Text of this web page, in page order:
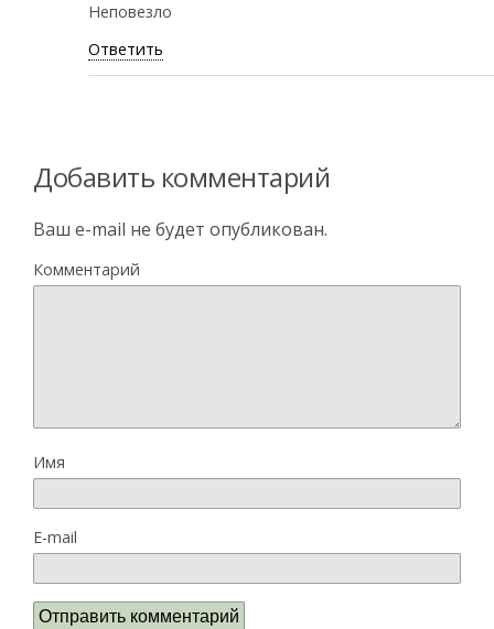
Неповезло
Ответить
Добавить комментарий
Ваш e-mail не будет опубликован.
Комментарий
Имя
E-mail